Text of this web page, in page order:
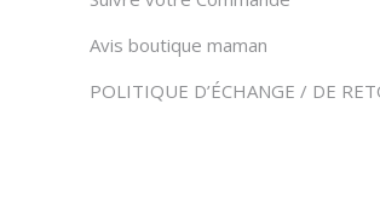
Avis boutique maman
POLITIQUE D’ÉCHANGE / DE